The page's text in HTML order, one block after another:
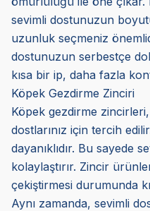
sevimli dostunuzun
uzunluk seçmeniz
dostunuzun serbestçe
kısa bir ip, daha fazla
Köpek Gezdirme Zinciri
Köpek gezdirme
dostlarınız için tercih
dayanıklıdır. Bu sayede
kolaylaştırır. Zincir
çekiştirmesi durumunda
Aynı zamanda, sevimli